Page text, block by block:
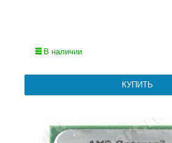
В наличии